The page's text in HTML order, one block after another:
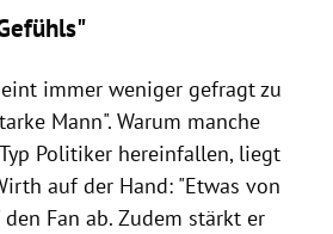
immer weniger gefragt zu
Mann". Warum manche
Politiker hereinfallen, liegt
auf der Hand: "Etwas von
Fan ab. Zudem stärkt er